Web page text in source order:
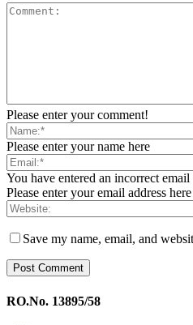
Please enter your comment!
Please enter your name here
You have entered an incorrect email
Please enter your email address here
Save my name, email, and
RO.No. 13895/58